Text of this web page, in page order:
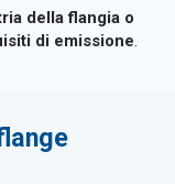
della flangia o
di emissione.